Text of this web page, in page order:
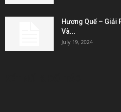
Hương Quế – Giải
Và...
July 19, 2024